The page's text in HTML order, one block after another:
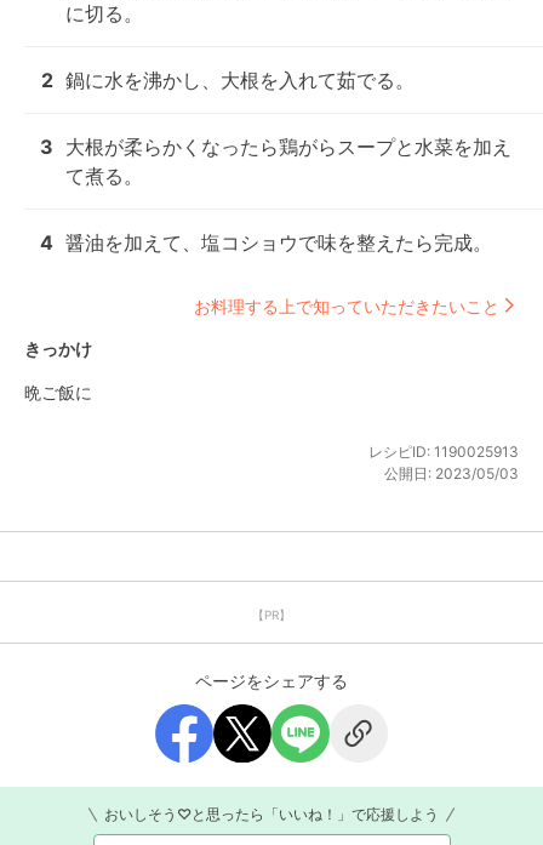
に切る。
2 鍋に水を沸かし、大根を入れて茹でる。
3 大根が柔らかくなったら鶏がらスープと水菜を加え
て煮る。
4 醤油を加えて、塩コショウで味を整えたら完成。
お料理する上で知っていただきたいこと
きっかけ
晩ご飯に
レシピID: 1190025913
公開日: 2023/05/03
【PR】
ページをシェアする
おいしそう♡と思ったら「いいね！」で応援しよう